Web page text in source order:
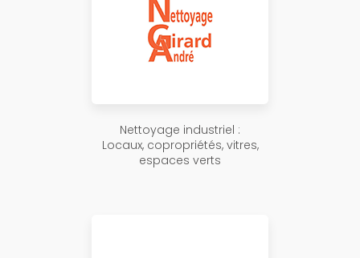
Nettoyage industriel :
Locaux, copropriétés, vitres,
espaces verts